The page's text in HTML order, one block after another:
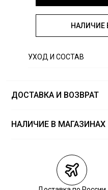
НАЛИЧИЕ
УХОД И СОСТАВ
ДОСТАВКА И ВОЗВРАТ
Курьерская доставка
Самовывоз из пункта
НАЛИЧИЕ В МАГАЗИНАХ
ТЦ «Метрополис» -
«Camp David»